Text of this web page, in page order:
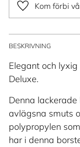
Kom förbi
Lägger
till
produkt
i
varukorg
BESKRIVNING
Elegant och
Deluxe.
Denna
avlägsna smuts
polypropylen
har i denna